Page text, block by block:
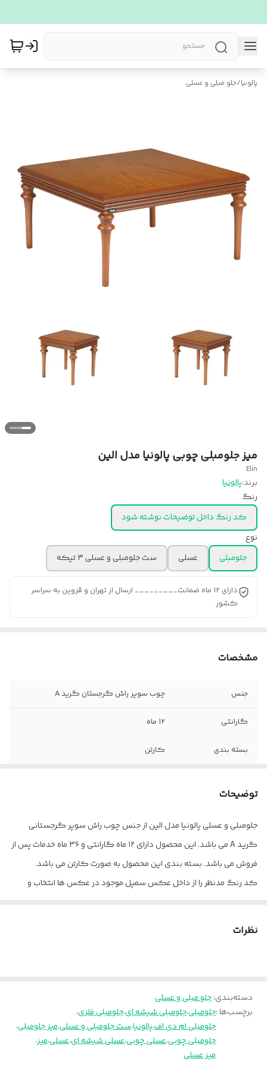
پالونیا/جلو مبلی و عسلی
میز جلومبلی چوبی پالونیا مدل الین
Elin
برند:پالونیا
رنگ
کد رنگ داخل توضیحات نوشته شود
نوع
جلومبلی
عسلی ست جلومبلی و عسلی ۳ تیکه
دارای ۱۲ ماه ضمانت_________ ارسال از تهران و قزوین به سراسر
کشور
مشخصات
جنس چوب سوپر راش گرجستان گرید A
گارانتی ۱۲ ماه
بسته بندی کارتن
فروش
توضیحات
جلومبلی و عسلی پالونیا مدل الین از جنس چوب راش سوپر گرجستانی
گرید A می باشد. این محصول دارای ۱۲ ماه گارانتی و ۳۶ ماه خدمات پس از
فروش می باشد. بسته بندی این محصول به صورت کارتن می باشد.
کد رنگ مدنظر را از داخل عکس سمپل موجود در عکس ها انتخاب و
نظرات
دسته‌بندی:جلو مبلی و عسلی
برچسب‌ها :جلومبلی،جلومبلی شیشه ای،جلومبلی فلزی،
جلومبلی ام دی اف،پالونیا،ست جلومبلی و عسلی،میز جلومبلی،
جلومبلی چوبی،عسلی چوبی،عسلی شیشه ای،عسلی،میز،
میز عسلی